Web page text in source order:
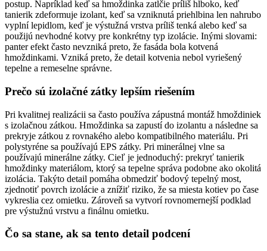
postup. Napríklad keď sa hmoždinka zatlčie príliš hlboko, keď
tanierik zdeformuje izolant, keď sa vzniknutá priehlbina len nahrubo
vyplní lepidlom, keď je výstužná vrstva príliš tenká alebo keď sa
použijú nevhodné kotvy pre konkrétny typ izolácie. Inými slovami:
panter efekt často nevzniká preto, že fasáda bola kotvená
hmoždinkami. Vzniká preto, že detail kotvenia nebol vyriešený
tepelne a remeselne správne.
Prečo sú izolačné zátky lepším riešením
Pri kvalitnej realizácii sa často používa zápustná montáž hmoždiniek
s izolačnou zátkou. Hmoždinka sa zapustí do izolantu a následne sa
prekryje zátkou z rovnakého alebo kompatibilného materiálu. Pri
polystyréne sa používajú EPS zátky. Pri minerálnej vlne sa
používajú minerálne zátky. Cieľ je jednoduchý: prekryť tanierik
hmoždinky materiálom, ktorý sa tepelne správa podobne ako okolitá
izolácia. Takýto detail pomáha obmedziť bodový tepelný most,
zjednotiť povrch izolácie a znížiť riziko, že sa miesta kotiev po čase
vykreslia cez omietku. Zároveň sa vytvorí rovnomernejší podklad
pre výstužnú vrstvu a finálnu omietku.
Čo sa stane, ak sa tento detail podcení